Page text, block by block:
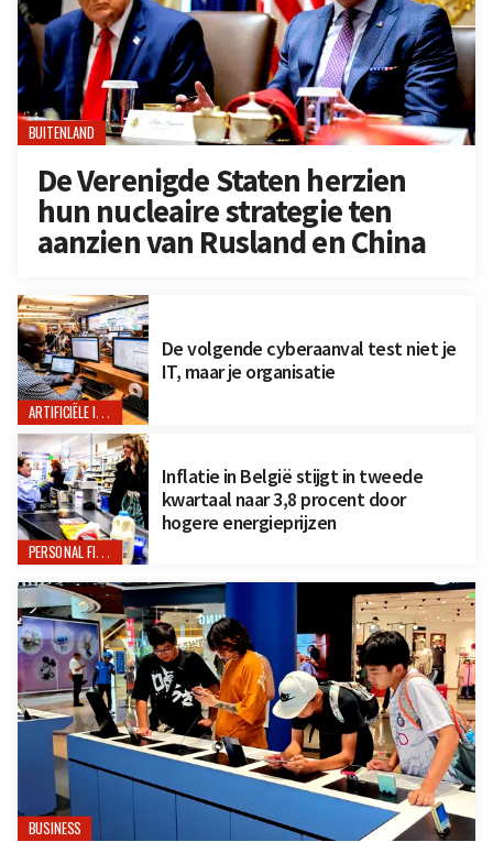
BUITENLAND
De Verenigde Staten herzien
hun nucleaire strategie ten
aanzien van Rusland en China
ARTIFICIËLE INTELLIGENTIE
De volgende cyberaanval test niet je
IT, maar je organisatie
PERSONAL FINANCE
Inflatie in België stijgt in tweede
kwartaal naar 3,8 procent door
hogere energieprijzen
BUSINESS